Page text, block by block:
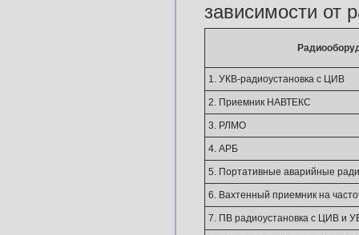
зависимости от
1. УКВ-радиоустановка с ЦИВ
2. Приемник НАВТЕКС
3. РЛМО
4. АРБ
5. Портативные аварийные
6. Вахтенный приемник на
7. ПВ радиоустановка с ЦИВ и